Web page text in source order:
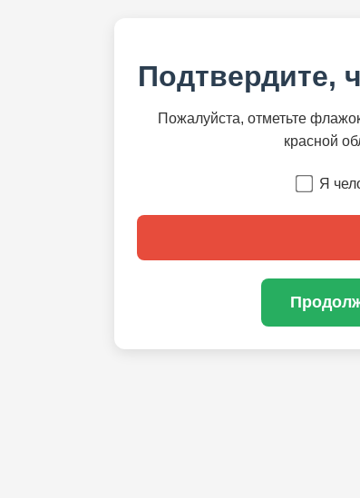
Подтвердите,
Пожалуйста, отметьте
красной
Я